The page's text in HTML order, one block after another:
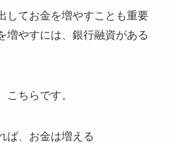
してお金を増やすことも重要
増やすには、銀行融資がある
こちらです。
ば、お金は増える